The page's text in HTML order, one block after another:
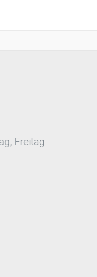
Freitag